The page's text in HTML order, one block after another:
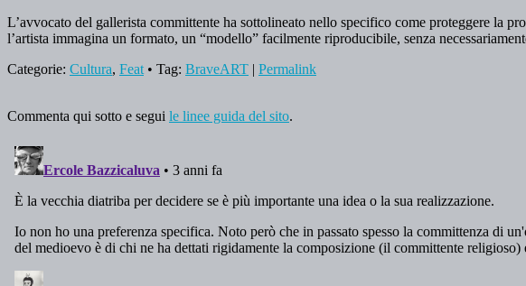
L’avvocato del gallerista committente ha sottolineato nello specifico come proteggere la
l’artista immagina un formato, un “modello” facilmente riproducibile, senza
Categorie: Cultura, Feat • Tag: BraveART | Permalink
Commenta qui sotto e segui le linee guida del sito.